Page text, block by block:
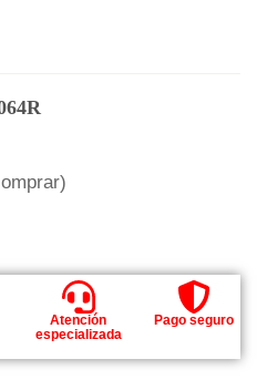
Atención
especializada
Pago seguro